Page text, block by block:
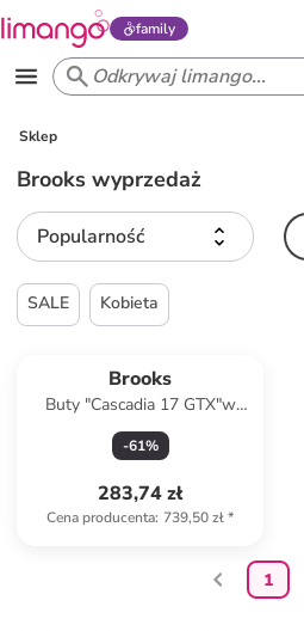
family
Sklep
Brooks wyprzedaż
Popularność
SALE Kobieta
Brooks
Buty "Cascadia 17 GTX"w
kolorze granatowym do
biegania
-61%
283,74 zł
Cena producenta: 739,50 zł*
1